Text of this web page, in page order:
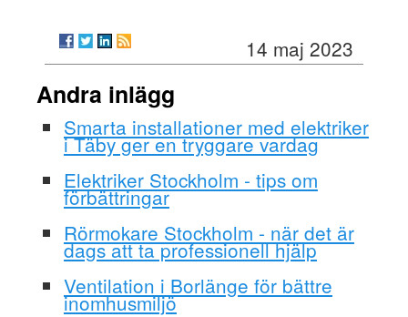
14 maj 2023
Andra inlägg
Smarta installationer med elektriker
i Täby ger en tryggare vardag
Elektriker Stockholm - tips om
förbättringar
Rörmokare Stockholm - när det är
dags att ta professionell hjälp
Ventilation i Borlänge för bättre
inomhusmiljö